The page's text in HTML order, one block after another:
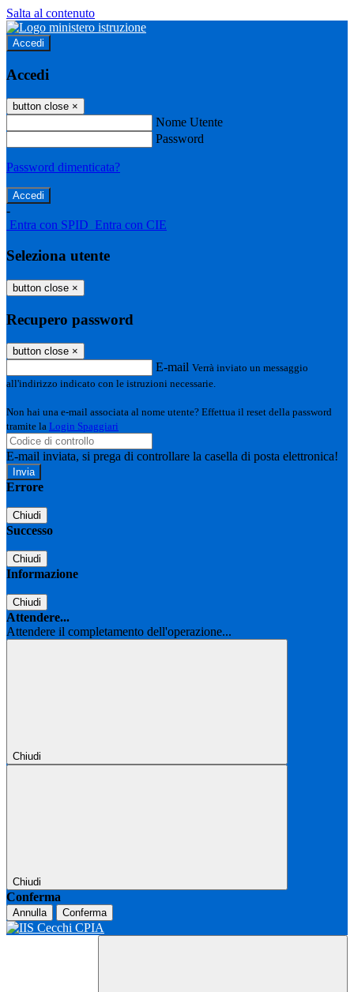
Salta al contenuto
Accedi
Accedi
button close ×
Nome Utente
Password
Password dimenticata?
-
Entra con SPID Entra con CIE
Seleziona utente
button close ×
Recupero password
button close ×
E-mail Verrà inviato un messaggio
all'indirizzo indicato con le istruzioni necessarie.
Non hai una e-mail associata al nome utente? Effettua il reset della password
tramite la Login Spaggiari
E-mail inviata, si prega di controllare la casella di posta elettronica!
Errore
Chiudi
Successo
Chiudi
Informazione
Chiudi
Attendere...
Attendere il completamento dell'operazione...
Chiudi
Chiudi
Conferma
Annulla Conferma